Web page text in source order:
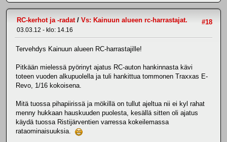
#18
RC-kerhot ja -radat/ Vs: Kainuun alueen rc-harrastajat.
03.03.12 - klo: 14.16
Tervehdys Kainuun alueen RC-harrastajille!
Pitkään mielessä pyörinyt ajatus RC-auton hankinnasta kävi
toteen vuoden alkupuolella ja tuli hankittua tommonen Traxxas E-
Revo, 1/16 kokoisena.
Mitä tuossa pihapiirissä ja mökillä on tullut ajeltua nii ei kyl rahat
menny hukkaan hauskuuden puolesta, kesällä sitten oli ajatus
käydä tuossa Ristijärventien varressa kokeilemassa
rataominaisuuksia.